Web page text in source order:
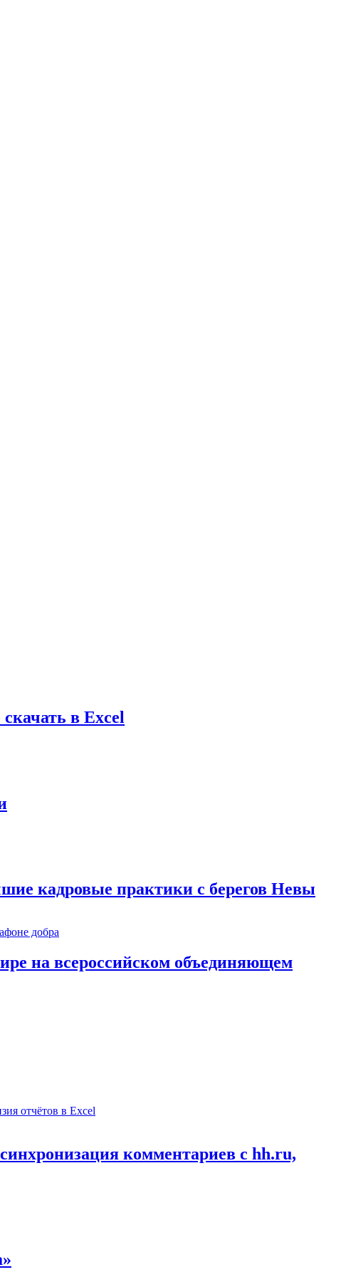
в Excel
кадровые практики с берегов Невы
на всероссийском объединяющем
комментариев с hh.ru,